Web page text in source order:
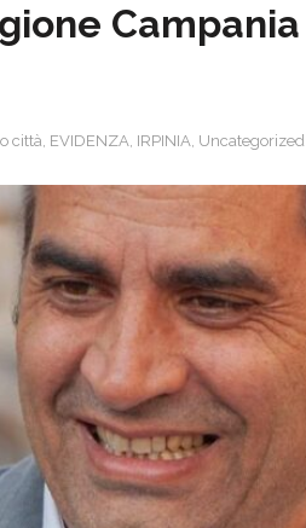
città, EVIDENZA, IRPINIA, Uncategorized